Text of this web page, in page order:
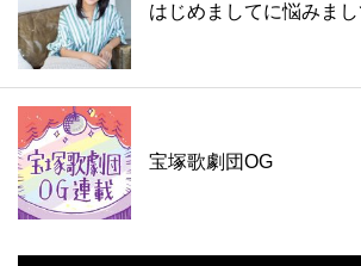
はじめましてに悩みまし
宝塚歌劇団OG